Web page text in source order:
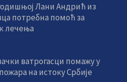
Лани Андрић из
потребна помоћ за
лечења
ватрогасци помажу у
на истоку Србије